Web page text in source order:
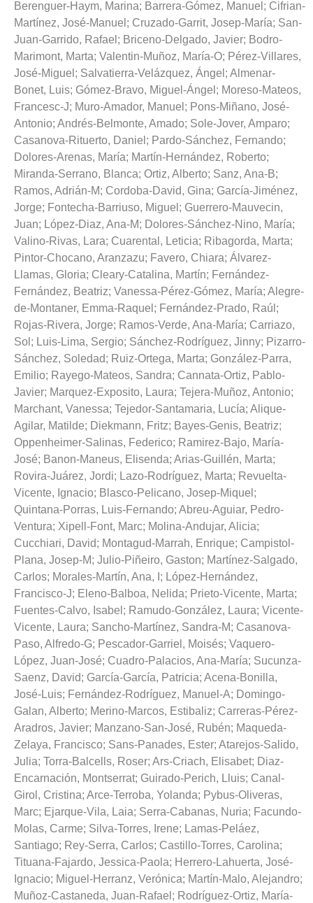
Berenguer-Haym, Marina; Barrera-Gómez, Manuel ; Cifrian-
Martínez, José-Manuel ; Cruzado-Garrit, Josep-María; San-
Juan-Garrido, Rafael ; Briceno-Delgado, Javier; Bodro-
Marimont, Marta; Valentin-Muñoz, María-O; Pérez-Villares,
José-Miguel ; Salvatierra-Velázquez, Ángel ; Almenar-
Bonet, Luis; Gómez-Bravo, Miguel-Ángel ; Moreso-Mateos,
Francesc-J; Muro-Amador, Manuel ; Pons-Miñano, José-
Antonio; Andrés-Belmonte, Amado; Sole-Jover, Amparo;
Casanova-Rituerto, Daniel ; Pardo-Sánchez, Fernando;
Dolores-Arenas, María; Martín-Hernández, Roberto;
Miranda-Serrano, Blanca; Ortiz, Alberto; Sanz, Ana-B;
Ramos, Adrián-M; Cordoba-David, Gina; García-Jiménez,
Jorge; Fontecha-Barriuso, Miguel ; Guerrero-Mauvecin,
Juan; López-Diaz, Ana-M; Dolores-Sánchez-Nino, María;
Valino-Rivas, Lara; Cuarental, Leticia; Ribagorda, Marta;
Pintor-Chocano, Aranzazu; Favero, Chiara; Álvarez-
Llamas, Gloria; Cleary-Catalina, Martín; Fernández-
Fernández, Beatriz; Vanessa-Pérez-Gómez, María; Alegre-
de-Montaner, Emma-Raquel ; Fernández-Prado, Raúl ;
Rojas-Rivera, Jorge; Ramos-Verde, Ana-María; Carriazo,
Sol ; Luis-Lima, Sergio; Sánchez-Rodríguez, Jinny; Pizarro-
Sánchez, Soledad; Ruiz-Ortega, Marta; González-Parra,
Emilio; Rayego-Mateos, Sandra; Cannata-Ortiz, Pablo-
Javier; Marquez-Exposito, Laura; Tejera-Muñoz, Antonio;
Marchant, Vanessa; Tejedor-Santamaria, Lucía; Alique-
Agilar, Matilde; Diekmann, Fritz; Bayes-Genis, Beatriz;
Oppenheimer-Salinas, Federico; Ramirez-Bajo, María-
José; Banon-Maneus, Elisenda; Arias-Guillén, Marta;
Rovira-Juárez, Jordi; Lazo-Rodríguez, Marta; Revuelta-
Vicente, Ignacio; Blasco-Pelicano, Josep-Miquel ;
Quintana-Porras, Luis-Fernando; Abreu-Aguiar, Pedro-
Ventura; Xipell-Font, Marc; Molina-Andujar, Alicia;
Cucchiari, David; Montagud-Marrah, Enrique; Campistol-
Plana, Josep-M; Julio-Piñeiro, Gaston; Martínez-Salgado,
Carlos; Morales-Martín, Ana, I ; López-Hernández,
Francisco-J; Eleno-Balboa, Nelida; Prieto-Vicente, Marta;
Fuentes-Calvo, Isabel ; Ramudo-González, Laura; Vicente-
Vicente, Laura; Sancho-Martínez, Sandra-M; Casanova-
Paso, Alfredo-G; Pescador-Garriel, Moisés; Vaquero-
López, Juan-José; Cuadro-Palacios, Ana-María; Sucunza-
Saenz, David; García-García, Patricia; Acena-Bonilla,
José-Luis; Fernández-Rodríguez, Manuel-A; Domingo-
Galan, Alberto; Merino-Marcos, Estibaliz; Carreras-Pérez-
Aradros, Javier; Manzano-San-José, Rubén; Maqueda-
Zelaya, Francisco; Sans-Panades, Ester; Atarejos-Salido,
Julia; Torra-Balcells, Roser; Ars-Criach, Elisabet; Diaz-
Encarnación, Montserrat; Guirado-Perich, Lluis; Canal-
Girol, Cristina; Arce-Terroba, Yolanda; Pybus-Oliveras,
Marc; Ejarque-Vila, Laia; Serra-Cabanas, Nuria; Facundo-
Molas, Carme; Silva-Torres, Irene; Lamas-Peláez,
Santiago; Rey-Serra, Carlos; Castillo-Torres, Carolina;
Tituana-Fajardo, Jessica-Paola; Herrero-Lahuerta, José-
Ignacio; Miguel-Herranz, Verónica; Martín-Malo, Alejandro;
Muñoz-Castaneda, Juan-Rafael ; Rodríguez-Ortiz, María-